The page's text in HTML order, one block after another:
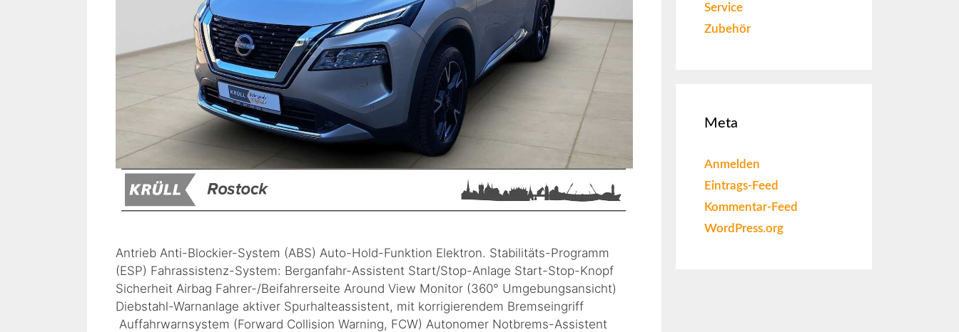
Antrieb Anti-Blockier-System (ABS) Auto-Hold-Funktion Elektron. Stabilitäts-Programm
(ESP) Fahrassistenz-System: Berganfahr-Assistent Start/Stop-Anlage Start-Stop-Knopf
Sicherheit Airbag Fahrer-/Beifahrerseite Around View Monitor (360° Umgebungsansicht)
Diebstahl-Warnanlage aktiver Spurhalteassistent, mit korrigierendem Bremseingriff
Auffahrwarnsystem (Forward Collision Warning, FCW) Autonomer Notbrems-Assistent
Service
Zubehör
Meta
Anmelden
Eintrags-Feed
Kommentar-Feed
WordPress.org